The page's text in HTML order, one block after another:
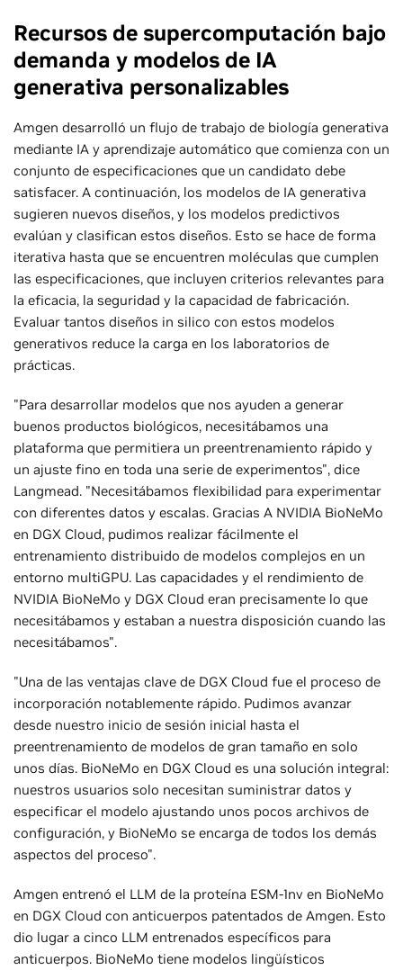
Recursos de supercomputación bajo
demanda y modelos de IA
generativa personalizables
Amgen desarrolló un flujo de trabajo de biología generativa
mediante IA y aprendizaje automático que comienza con un
conjunto de especificaciones que un candidato debe
satisfacer. A continuación, los modelos de IA generativa
sugieren nuevos diseños, y los modelos predictivos
evalúan y clasifican estos diseños. Esto se hace de forma
iterativa hasta que se encuentren moléculas que cumplen
las especificaciones, que incluyen criterios relevantes para
la eficacia, la seguridad y la capacidad de fabricación.
Evaluar tantos diseños in silico con estos modelos
generativos reduce la carga en los laboratorios de
prácticas.
"Para desarrollar modelos que nos ayuden a generar
buenos productos biológicos, necesitábamos una
plataforma que permitiera un preentrenamiento rápido y
un ajuste fino en toda una serie de experimentos", dice
Langmead. "Necesitábamos flexibilidad para experimentar
con diferentes datos y escalas. Gracias A NVIDIA BioNeMo
en DGX Cloud, pudimos realizar fácilmente el
entrenamiento distribuido de modelos complejos en un
entorno multiGPU. Las capacidades y el rendimiento de
NVIDIA BioNeMo y DGX Cloud eran precisamente lo que
necesitábamos y estaban a nuestra disposición cuando las
necesitábamos".
"Una de las ventajas clave de DGX Cloud fue el proceso de
incorporación notablemente rápido. Pudimos avanzar
desde nuestro inicio de sesión inicial hasta el
preentrenamiento de modelos de gran tamaño en solo
unos días. BioNeMo en DGX Cloud es una solución integral:
nuestros usuarios solo necesitan suministrar datos y
especificar el modelo ajustando unos pocos archivos de
configuración, y BioNeMo se encarga de todos los demás
aspectos del proceso".
Amgen entrenó el LLM de la proteína ESM-1nv en BioNeMo
en DGX Cloud con anticuerpos patentados de Amgen. Esto
dio lugar a cinco LLM entrenados específicos para
anticuerpos. BioNeMo tiene modelos lingüísticos